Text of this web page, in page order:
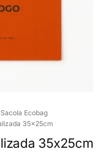
Sacola Ecobag
35x25cm
35x25cm